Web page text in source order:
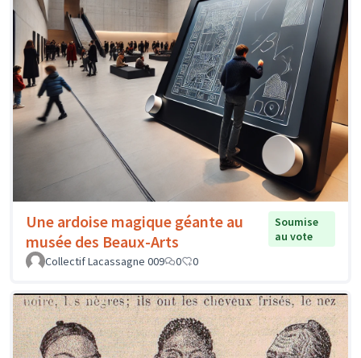
Une ardoise magique géante au
musée des Beaux-Arts
Soumise
au vote
Collectif Lacassagne 009
0 0